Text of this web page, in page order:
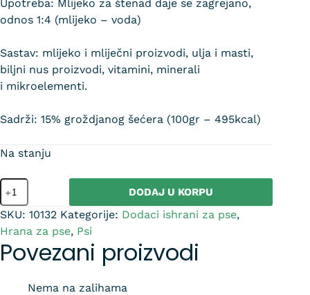
Upotreba: Mlijeko za štenad daje se zagrejano,
odnos 1:4 (mlijeko – voda)
Sastav: mlijeko i mliječni proizvodi, ulja i masti,
biljni nus proizvodi, vitamini, minerali
i mikroelementi.
Sadrži: 15% groždjanog šećera (100gr – 495kcal)
Na stanju
DODAJ U KORPU
SKU: 10132 Kategorije: Dodaci ishrani za pse,
Hrana za pse, Psi
Povezani proizvodi
Nema na zalihama